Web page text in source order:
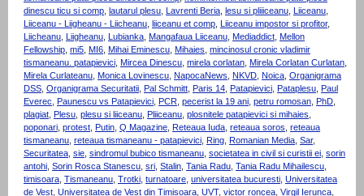
dinescu ticu si comp lautarul plesu Lavrenti Beria lesu si pliiiceanu Liiceanu
Liiceanu - Liigheanu - Liicheanu liiceanu et comp Liiceanu impostor si profitor,
Liicheanu Liigheanu Lubianka Mangafaua Liiceanu Mediaddict Mellon
Fellowship mi5 MI6 Mihai Eminescu Mihaies mincinosul cronic vladimir
tismaneanu. patapievici Mircea Dinescu mirela corlatan Mirela Corlatan Curlatan
Mirela Curlateanu Monica Lovinescu NapocaNews NKVD Noica Organigrama
DSS Organigrama Securitatii Pal Schmitt Paris 14 Patapievici Pataplesu Paul
Everec Paunescu vs Patapievici PCR pecerist la 19 ani petru romosan PhD
plagiat Plesu plesu si liiceanu Pliiceanu plosnitele patapievici si mihaies
poponari protest Putin Q Magazine Reteaua Iuda reteaua soros reteaua
tismaneanu reteaua tismaneanu - patapievici Ring Romanian Media Sar,
Securitatea sie sindromul bubico tismaneanu societatea in civil si curistii ei sorin
antohi Sorin Rosca Stanescu sri Stalin Tania Radu Tania Radu Mihailescu
timisoara Tismaneanu Trotki turnatoare universitatea bucuresti Universitatea
de Vest Universitatea de Vest din Timisoara UVT, victor roncea Virgil Ierunca